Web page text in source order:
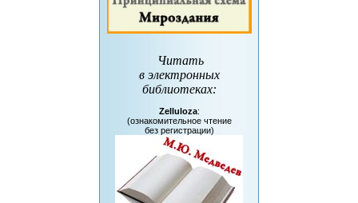
Читать
в электронных
библиотеках:
Zelluloza:
(ознакомительное чтение
без регистрации)